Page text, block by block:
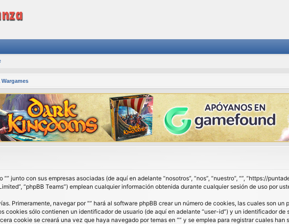
junto con sus empresas asociadas (de aquí en adelante “nosotros”, “nos”, “nuestro”, “”, “https://
“phpBB Teams”) emplean cualquier información obtenida durante cualquier sesión de uso por
Primeramente, navegar por “” hará al software phpBB crear un número de cookies, las cuales son
cookies sólo contienen un identificador de usuario (de aquí en adelante “user-id”) y un identificador
cookie se creará una vez que haya navegado por temas en “” y se emplea para registrar cuales